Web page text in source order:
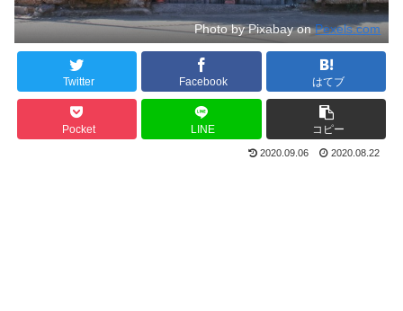
Photo by Pixabay onPexels.com
Twitter Facebook はてブ
Pocket LINE コピー
2020.09.06 2020.08.22